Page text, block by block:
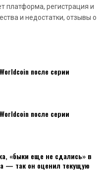
платформа, регистрация и
и недостатки, отзывы о
после серии
после серии
«быки еще не сдались» в
— так он оценил текущую